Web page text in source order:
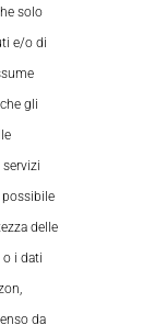
solo
e/o di
gli
delle
i dati
da